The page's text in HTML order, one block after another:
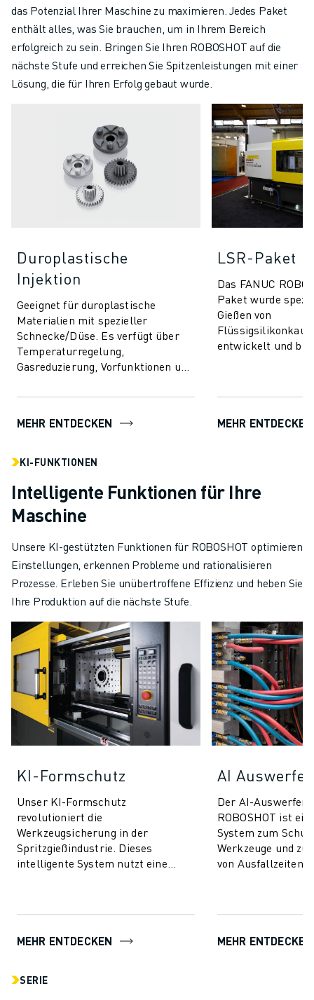
das Potenzial Ihrer Maschine zu maximieren. Jedes Paket
enthält alles, was Sie brauchen, um in Ihrem Bereich
erfolgreich zu sein. Bringen Sie Ihren ROBOSHOT auf die
nächste Stufe und erreichen Sie Spitzenleistungen mit einer
Lösung, die für Ihren Erfolg gebaut wurde.
Duroplastische
Injektion
Geeignet für duroplastische
Materialien mit spezieller
Schnecke/Düse. Es verfügt über
Temperaturregelung,
Gasreduzierung, Vorfunktionen und
Prozessstabilität und Qualit...
MEHR ENTDECKEN
LSR-Paket
Das FANUC
Paket wurde
Gießen von
entwickelt und
MEHR ENTDECKEN
KI-FUNKTIONEN
Intelligente Funktionen für Ihre
Maschine
Unsere KI-gestützten Funktionen für ROBOSHOT optimieren
Einstellungen, erkennen Probleme und rationalisieren
Prozesse. Erleben Sie unübertroffene Effizienz und heben Sie
Ihre Produktion auf die nächste Stufe.
KI-Formschutz
Unser KI-Formschutz
revolutioniert die
Werkzeugsicherung in der
Spritzgießindustrie. Dieses
intelligente System nutzt eine
MEHR ENTDECKEN
AI
Der AI-
ROBOSHOT ist
System zum
Werkzeuge und
von Ausfallzeiten.
MEHR ENTDECKEN
SERIE